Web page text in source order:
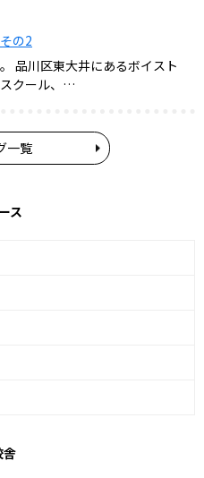
の2
品川区東大井にあるボイスト
クール、…
一覧
ス
舎